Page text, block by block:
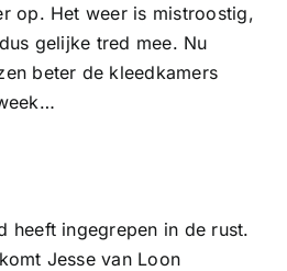
op. Het weer is mistroostig,
gelijke tred mee. Nu
beter de kleedkamers
heeft ingegrepen in de rust.
Jesse van Loon